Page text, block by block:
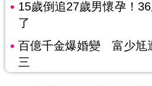
15歲倒追27歲男懷孕！
了
百億千金爆婚變 富少尪
三